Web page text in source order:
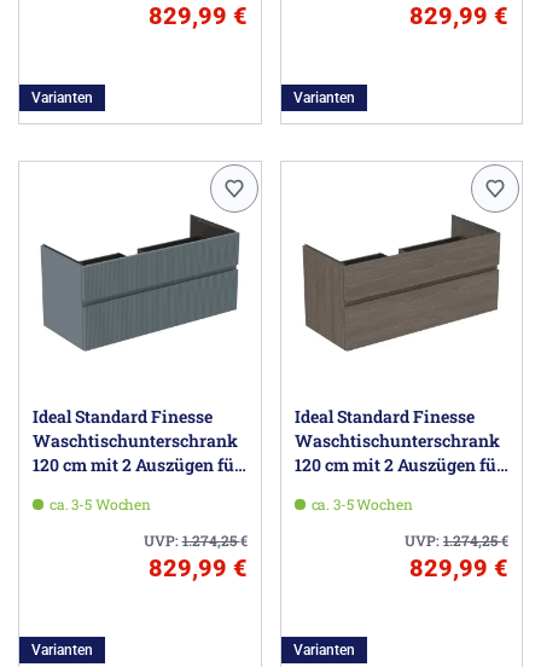
829,99 €
Varianten
829,99 €
Varianten
Ideal Standard Finesse
Waschtischunterschrank
120 cm mit 2 Auszügen für
ca. 3-5 Wochen
UVP:1.274,25€
829,99 €
Varianten
Ideal Standard Finesse
Waschtischunterschrank
120 cm mit 2 Auszügen für
ca. 3-5 Wochen
UVP:1.274,25€
829,99 €
Varianten